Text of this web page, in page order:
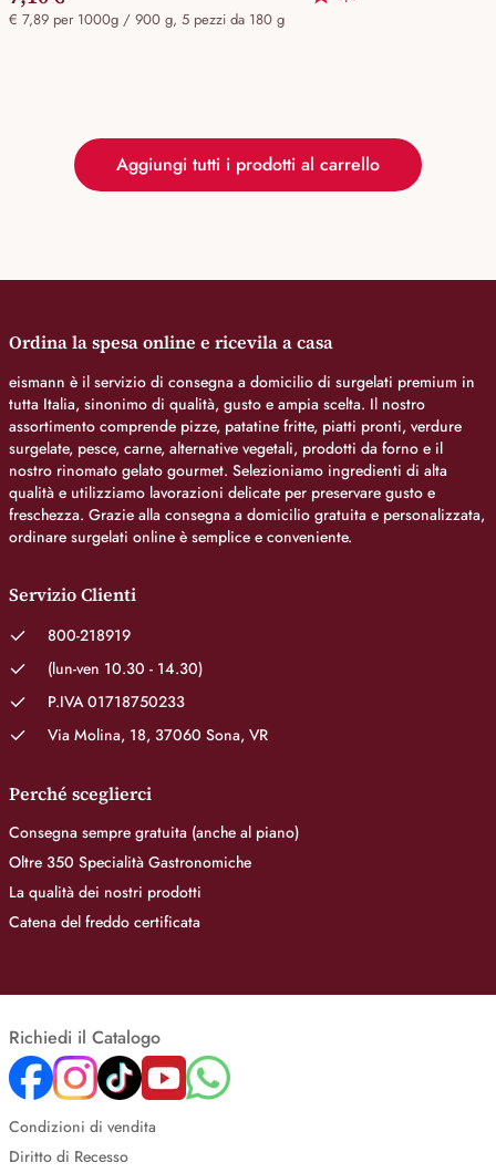
€ 7,89 per 1000g / 900 g, 5 pezzi da 180 g
Aggiungi tutti i prodotti al carrello
Ordina la spesa online e ricevila a casa
eismann è il servizio di consegna a domicilio di surgelati premium in
tutta Italia, sinonimo di qualità, gusto e ampia scelta. Il nostro
assortimento comprende pizze, patatine fritte, piatti pronti, verdure
surgelate, pesce, carne, alternative vegetali, prodotti da forno e il
nostro rinomato gelato gourmet. Selezioniamo ingredienti di alta
qualità e utilizziamo lavorazioni delicate per preservare gusto e
freschezza. Grazie alla consegna a domicilio gratuita e personalizzata,
ordinare surgelati online è semplice e conveniente.
Servizio Clienti
800-218919
(lun-ven 10.30 - 14.30)
P.IVA 01718750233
Via Molina, 18, 37060 Sona, VR
Perché sceglierci
Consegna sempre gratuita (anche al piano)
Oltre 350 Specialità Gastronomiche
La qualità dei nostri prodotti
Catena del freddo certificata
Richiedi il Catalogo
Condizioni di vendita
Diritto di Recesso